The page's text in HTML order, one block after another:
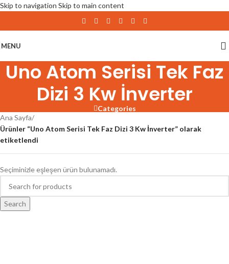
Skip to navigation Skip to main content
MENU
Uno Atom Serisi Tek Faz
Dizi 3 Kw İnverter
Categories
Ana Sayfa/
Ürünler “Uno Atom Serisi Tek Faz Dizi 3 Kw İnverter” olarak
etiketlendi
Seçiminizle eşleşen ürün bulunamadı.
Search